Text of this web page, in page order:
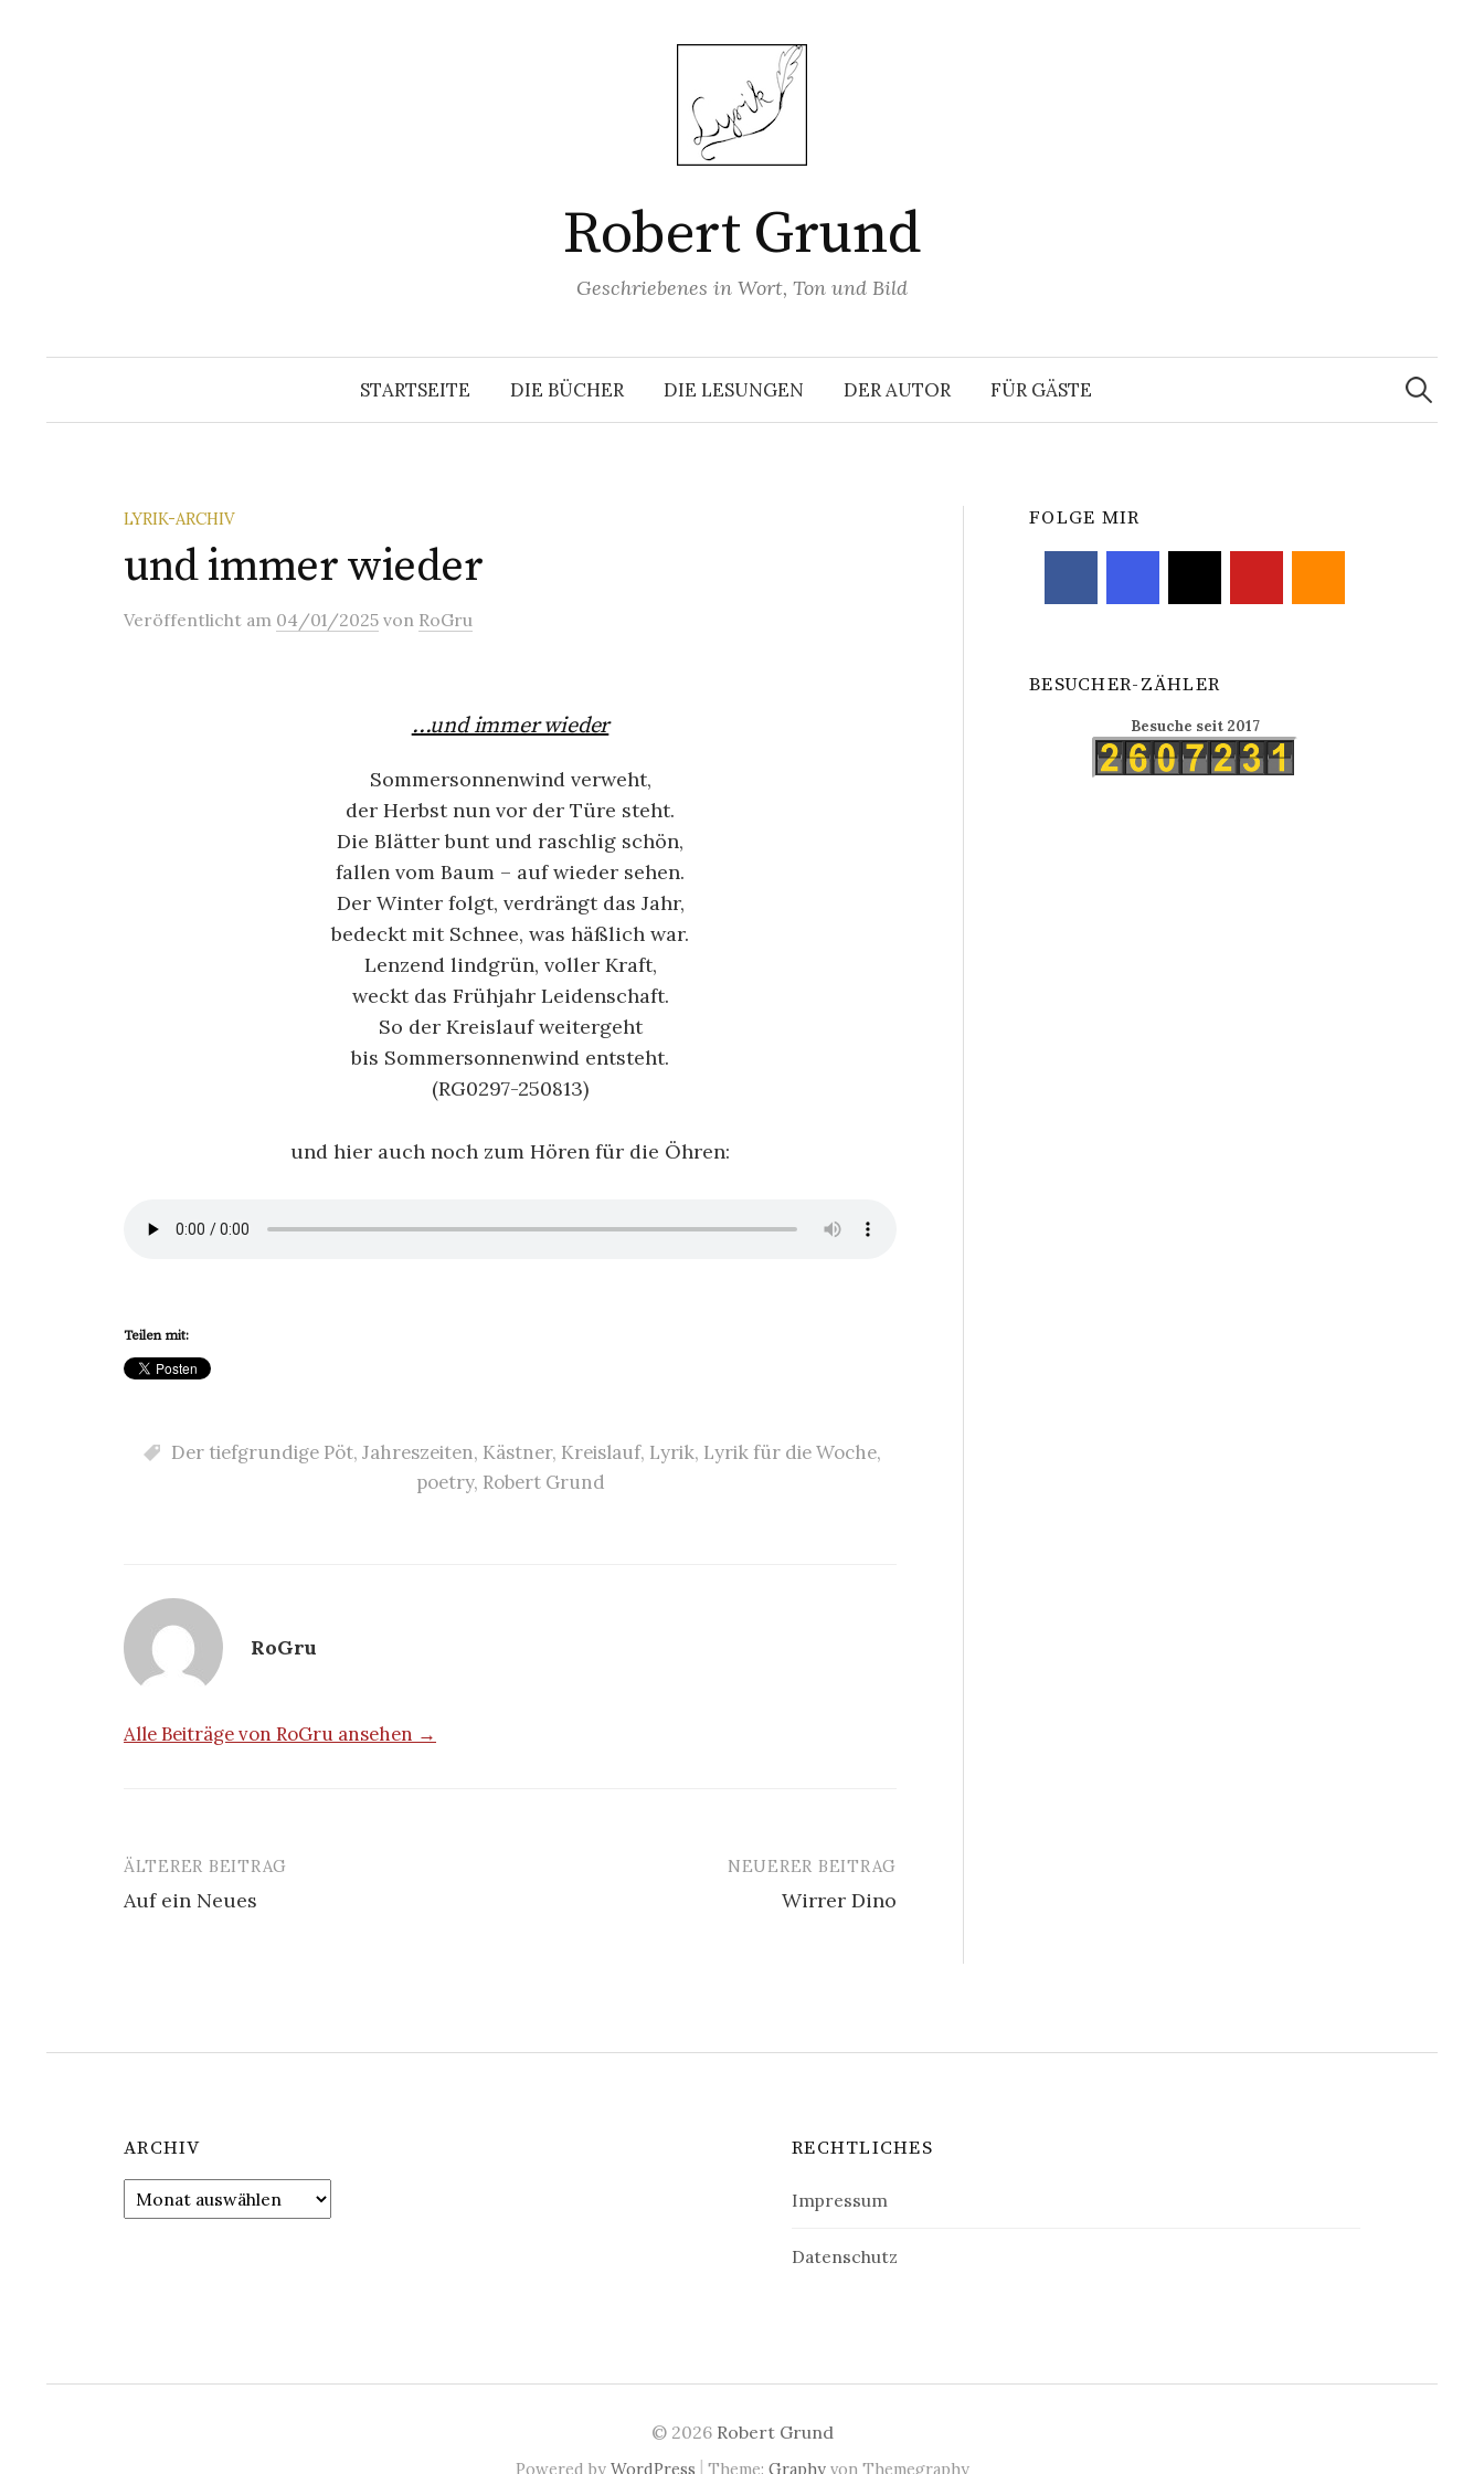
Robert Grund
Geschriebenes in Wort, Ton und Bild
STARTSEITE DIE BÜCHER DIE LESUNGEN DER AUTOR FÜR GÄSTE
Suchen
nach:
LYRIK-ARCHIV
und immer wieder
Veröffentlicht am 04/01/2025 von RoGru
…und immer wieder
Sommersonnenwind verweht,
der Herbst nun vor der Türe steht.
Die Blätter bunt und raschlig schön,
fallen vom Baum – auf wieder sehen.
Der Winter folgt, verdrängt das Jahr,
bedeckt mit Schnee, was häßlich war.
Lenzend lindgrün, voller Kraft,
weckt das Frühjahr Leidenschaft.
So der Kreislauf weitergeht
bis Sommersonnenwind entsteht.
(RG0297-250813)
und hier auch noch zum Hören für die Öhren:
Teilen mit:
Der tiefgrundige Pöt, Jahreszeiten, Kästner, Kreislauf, Lyrik, Lyrik für die Woche,
poetry, Robert Grund
RoGru
Alle Beiträge von RoGru ansehen →
Beitrags-
Navigation
ÄLTERER BEITRAG
Auf ein Neues
NEUERER BEITRAG
Wirrer Dino
FOLGE MIR
BESUCHER-ZÄHLER
Besuche seit 2017
ARCHIV
Archiv
RECHTLICHES
Impressum
Datenschutz
© 2026 Robert Grund
Powered by WordPress | Theme: Graphyvon Themegraphy